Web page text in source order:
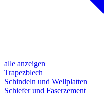
alle anzeigen
Trapezblech
Schindeln und Wellplatten
Schiefer und Faserzement